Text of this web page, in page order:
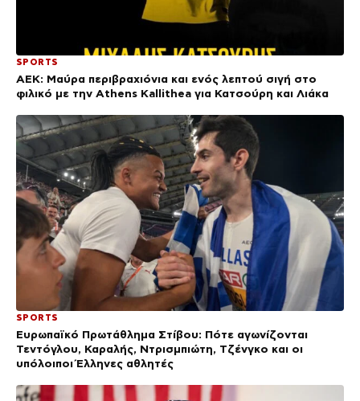
SPORTS
ΑΕΚ: Μαύρα περιβραχιόνια και ενός λεπτού σιγή στο
φιλικό με την Athens Kallithea για Κατσούρη και Λιάκα
SPORTS
Ευρωπαϊκό Πρωτάθλημα Στίβου: Πότε αγωνίζονται
Τεντόγλου, Καραλής, Ντρισμπιώτη, Τζένγκο και οι
υπόλοιποι Έλληνες αθλητές